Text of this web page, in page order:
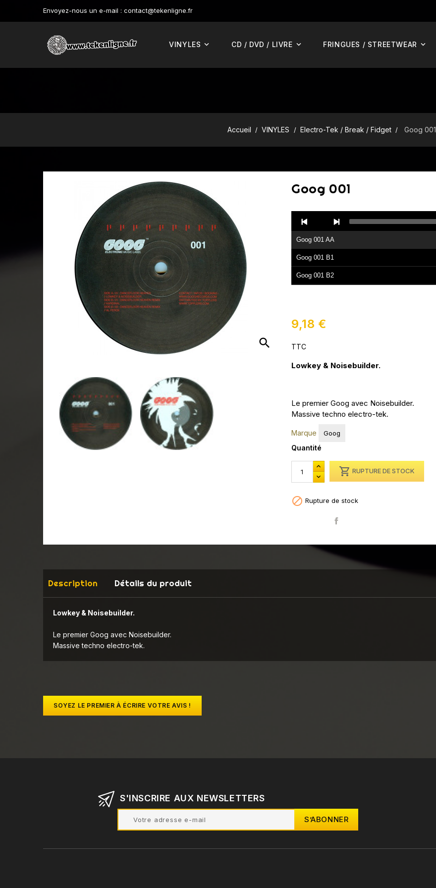
Envoyez-nous un e-mail : contact@tekenligne.fr
VINYLES CD / DVD / LIVRE FRINGUES / STREETWEAR
Accueil VINYLES Electro-Tek / Break / Fidget Goog 001
search
Goog 001
Player
Goog 001 AA
Goog 001 B1
Goog 001 B2
9,18 €
TTC
Lowkey & Noisebuilder.
Le premier Goog avec Noisebuilder.
Massive techno electro-tek.
Marque Goog
Quantité
 RUPTURE DE STOCK
 Rupture de stock
Description Détails du produit
Lowkey & Noisebuilder.
Le premier Goog avec Noisebuilder.
Massive techno electro-tek.
SOYEZ LE PREMIER À ÉCRIRE VOTRE AVIS !
S'INSCRIRE AUX NEWSLETTERS